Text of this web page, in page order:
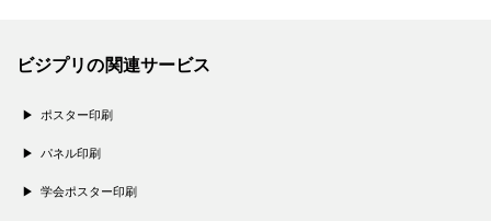
ビジプリの関連サービス
ポスター印刷
パネル印刷
学会ポスター印刷